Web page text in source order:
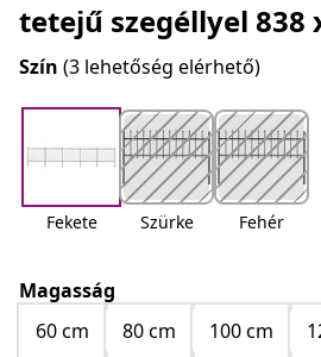
tetejű szegéllyel 838
Szín (3 lehetőség elérhető)
Fekete Szürke Fehér
Magasság
60 cm
80 cm 100 cm